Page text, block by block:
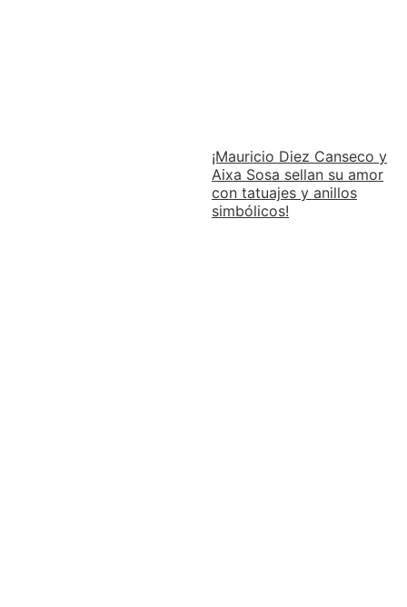
¡Mauricio Diez Canseco y
Aixa Sosa sellan su amor
con tatuajes y anillos
simbólicos!